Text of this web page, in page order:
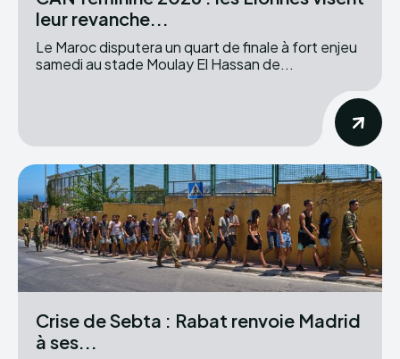
leur revanche...
Le Maroc disputera un quart de finale à fort enjeu
samedi au stade Moulay El Hassan de...
Crise de Sebta : Rabat renvoie Madrid
à ses...